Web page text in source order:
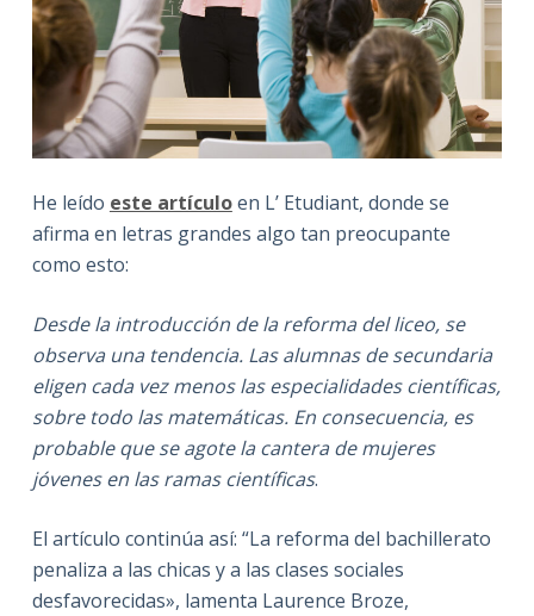
He leído este artículoen L’ Etudiant, donde se
afirma en letras grandes algo tan preocupante
como esto:
Desde la introducción de la reforma del liceo, se
observa una tendencia. Las alumnas de secundaria
eligen cada vez menos las especialidades científicas,
sobre todo las matemáticas. En consecuencia, es
probable que se agote la cantera de mujeres
jóvenes en las ramas científicas.
El artículo continúa así: “La reforma del bachillerato
penaliza a las chicas y a las clases sociales
desfavorecidas», lamenta Laurence Broze,